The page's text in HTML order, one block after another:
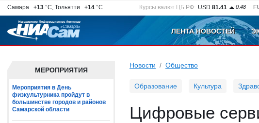
Самара +13 °C, Тольятти +14 °C Курсы валют ЦБ РФ: USD 81.41 0.48
ЛЕНТА НОВОСТЕЙ
МЕРОПРИЯТИЯ
Мероприятия в День
физкультурника пройдут в
большинстве городов и районов
Самарской области
Новости Общество
Образование Культура
Цифровые